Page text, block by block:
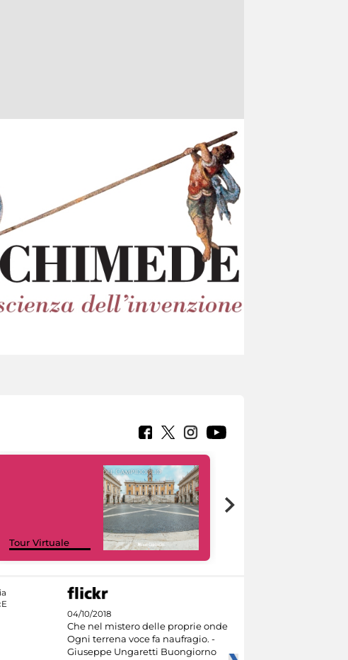
Tour Virtuale
04/10/2018
Che nel mistero delle proprie onde
Ogni terrena voce fa naufragio. -
Giuseppe Ungaretti Buongiorno